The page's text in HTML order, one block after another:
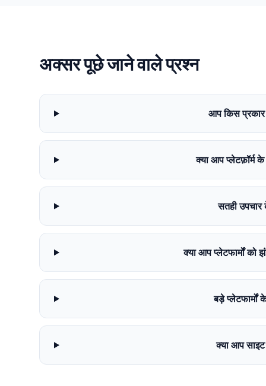
अक्सर पूछे जाने वाले प्रश्न
आप किस प्रकार
क्या आप प्लेटफ़ॉर्म
सतही
क्या आप प्लेटफार्मों
बड़े प्लेटफार्मों
क्या आप